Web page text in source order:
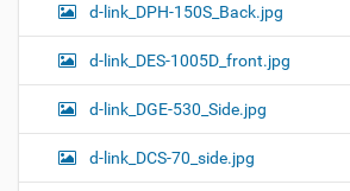
d-link_DPH-150S_Back.jpg
d-link_DES-1005D_front.jpg
d-link_DGE-530_Side.jpg
d-link_DCS-70_side.jpg